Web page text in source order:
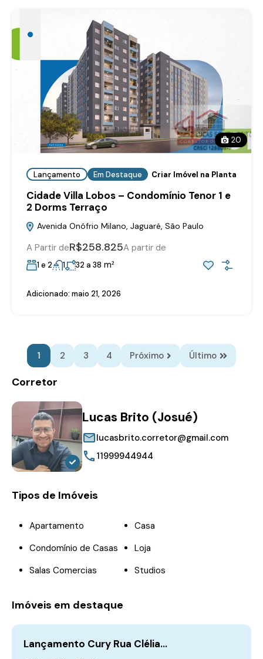
20
Lançamento Em Destaque Criar Imóvel na Planta
Cidade Villa Lobos – Condomínio Tenor 1 e
2 Dorms Terraço
Avenida Onófrio Milano, Jaguaré, São Paulo
A Partir deR$258.825A partir de
1 e 2 1 32 a 38 m²
Adicionado: maio 21, 2026
1 2 3 4 Próximo Último
Corretor
Lucas Brito (Josué)
lucasbrito.corretor@gmail.com
11999944944
Tipos de Imóveis
Apartamento
Casa
Condomínio de Casas
Loja
Salas Comercias
Studios
Imóveis em destaque
Lançamento Cury Rua Clélia…